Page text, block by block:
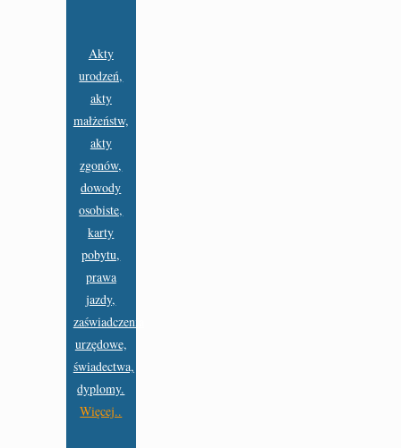
Akty
urodzeń,
akty
małżeństw,
akty
zgonów,
dowody
osobiste,
karty
pobytu,
prawa
jazdy,
zaświadczenia
urzędowe,
świadectwa,
dyplomy.
Więcej..